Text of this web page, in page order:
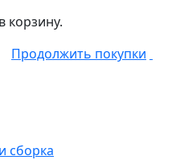
корзину.
Продолжить покупки
сборка